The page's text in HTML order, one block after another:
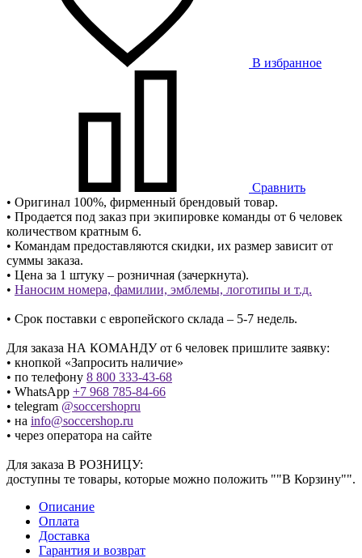
В избранное
Сравнить
• Оригинал 100%, фирменный брендовый товар.
• Продается под заказ при экипировке команды от 6 человек
количеством кратным 6.
• Командам предоставляются скидки, их размер зависит от
суммы заказа.
• Цена за 1 штуку – розничная (зачеркнута).
• Наносим номера, фамилии, эмблемы, логотипы и т.д.
• Срок поставки с европейского склада – 5-7 недель.
Для заказа НА КОМАНДУ от 6 человек пришлите заявку:
• кнопкой «Запросить наличие»
• по телефону 8 800 333-43-68
• WhatsApp +7 968 785-84-66
• telegram @soccershopru
• на info@soccershop.ru
• через оператора на сайте
Для заказа В РОЗНИЦУ:
доступны те товары, которые можно положить ""В Корзину"".
Описание
Оплата
Доставка
Гарантия и возврат